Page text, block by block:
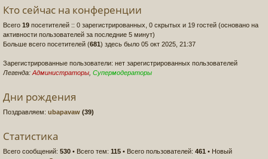
Кто сейчас на конференции
Всего 19 посетителей :: 0 зарегистрированных, 0 скрытых и 19 гостей (основано на
активности пользователей за последние 5 минут)
Больше всего посетителей (681) здесь было 05 окт 2025, 21:37
Зарегистрированные пользователи: нет зарегистрированных пользователей
Легенда: Администраторы Супермодераторы
Дни рождения
Поздравляем: ubapavaw (39)
Статистика
Всего сообщений: 530 • Всего тем: 115 • Всего пользователей: 461 • Новый